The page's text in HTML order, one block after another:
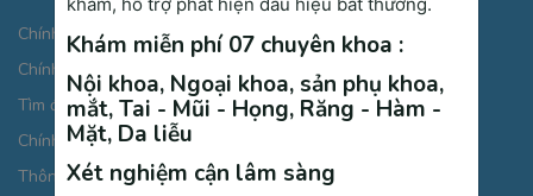
Chính sách bảo mật thông tin cá nhân
Chính sách thanh toán
Tìm đường đi
Chính sách Cookies
Thông báo xử lý dữ liệu cá nhân
Khám miễn phí 07 chuyên khoa :
Nội khoa, Ngoại khoa, sản phụ khoa,
mắt, Tai - Mũi - Họng, Răng - Hàm -
Mặt, Da liễu
Xét nghiệm cận lâm sàng